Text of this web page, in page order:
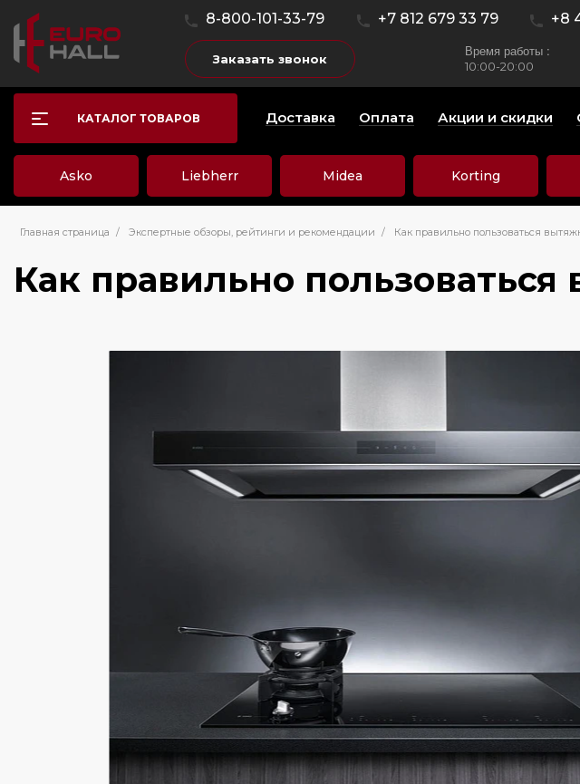
8-800-101-33-79 +7 812 679 33 79 +8
Заказать звонок Время работы :
10:00-20:00
КАТАЛОГ ТОВАРОВ Доставка Оплата Акции и скидки
Asko Liebherr Midea Korting
Главная страница / Экспертные обзоры, рейтинги и рекомендации / Как правильно пользоваться
Как правильно